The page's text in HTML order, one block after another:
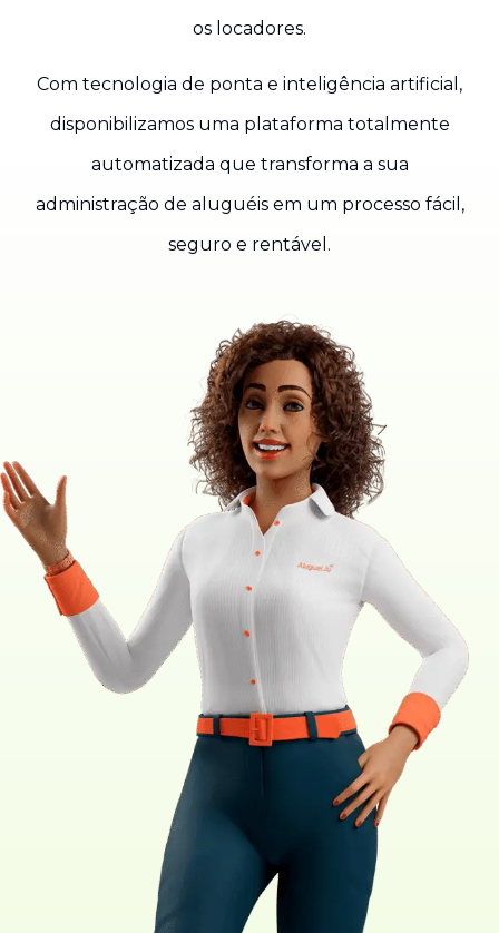
os locadores.
Com tecnologia de ponta e inteligência artificial,
disponibilizamos uma plataforma totalmente
automatizada que transforma a sua
administração de aluguéis em um processo fácil,
seguro e rentável.